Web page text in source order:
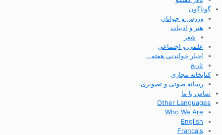
گوناگون
ورزش و جوانان
هنر و ادبیات
شعر
علمی و اجتماعی
اخبار خواندنی هفته…
تاریخ
کتابخانه مجازی
رسانه صوتی و تصویری
تماس با ما
Other Languages
Who We Are
English
Francais